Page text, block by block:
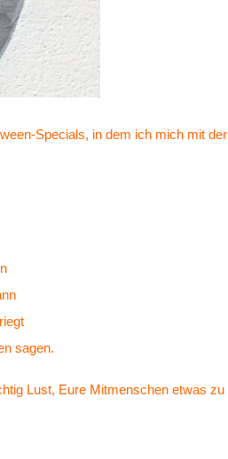
Specials, in dem ich mich mit der
sagen.
Lust, Eure Mitmenschen etwas zu